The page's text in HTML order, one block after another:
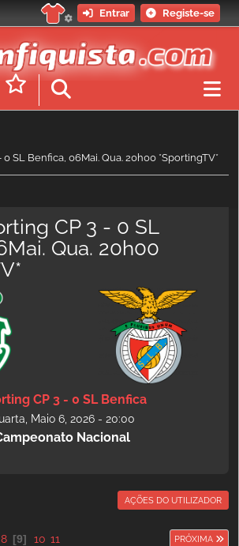
Entrar Registe-se
0 SL Benfica, 06Mai. Qua. 20h00 *SportingTV*
CP 3 - 0 SL
Qua. 20h00
CP 3 - 0 SL Benfica
Maio 6, 2026 - 20:00
Nacional
AÇÕES DO UTILIZADOR
8 9 10 11 PRÓXIMA